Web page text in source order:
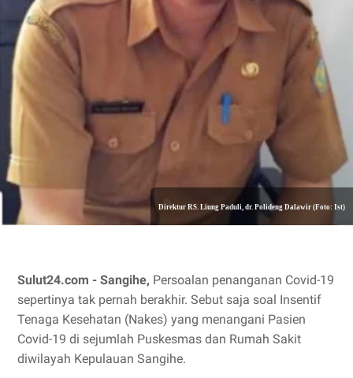
Direktur RS. Liung Paduli, dr. Polideng Dalawir (Foto: Ist)
Sulut24.com - Sangihe, Persoalan penanganan Covid-19
sepertinya tak pernah berakhir. Sebut saja soal Insentif
Tenaga Kesehatan (Nakes) yang menangani Pasien
Covid-19 di sejumlah Puskesmas dan Rumah Sakit
diwilayah Kepulauan Sangihe.